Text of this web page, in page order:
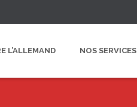
L’ALLEMAND NOS SERVICES